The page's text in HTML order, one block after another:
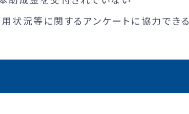
状況等に関するアンケートに協力できる